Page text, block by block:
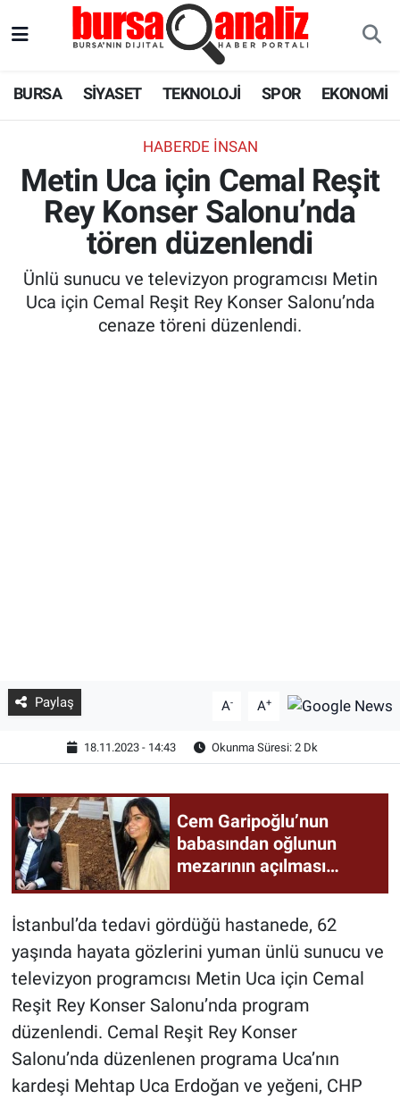
BURSA SİYASET TEKNOLOJİ SPOR EKONOMİ
HABERDE INSAN
Metin Uca için Cemal Reşit
Rey Konser Salonu’nda
tören düzenlendi
Ünlü sunucu ve televizyon programcısı Metin
Uca için Cemal Reşit Rey Konser Salonu’nda
cenaze töreni düzenlendi.
Paylaş A- A+
18.11.2023 - 14:43 Okunma Süresi: 2 Dk
Cem Garipoğlu’nun
babasından oğlunun
mezarının açılması
İstanbul’da tedavi gördüğü hastanede, 62
yaşında hayata gözlerini yuman ünlü sunucu ve
televizyon programcısı Metin Uca için Cemal
Reşit Rey Konser Salonu’nda program
düzenlendi. Cemal Reşit Rey Konser
Salonu’nda düzenlenen programa Uca’nın
kardeşi Mehtap Uca Erdoğan ve yeğeni, CHP
SPOR
EKONOMİ
SAĞLIK
Süper Lig Puan Durumu ve Fikstür
Tüm Manşetler
Son Dakika Haberleri